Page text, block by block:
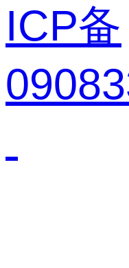
ICP备